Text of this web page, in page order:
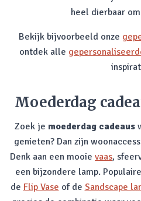
heel dierbaar
Bekijk bijvoorbeeld onze
ontdek alle
Moederdag
Zoek je moederdag cadeaus
genieten? Dan zijn
Denk aan een mooie vaas,
een bijzondere lamp.
de Flip Vase of de Sandscape